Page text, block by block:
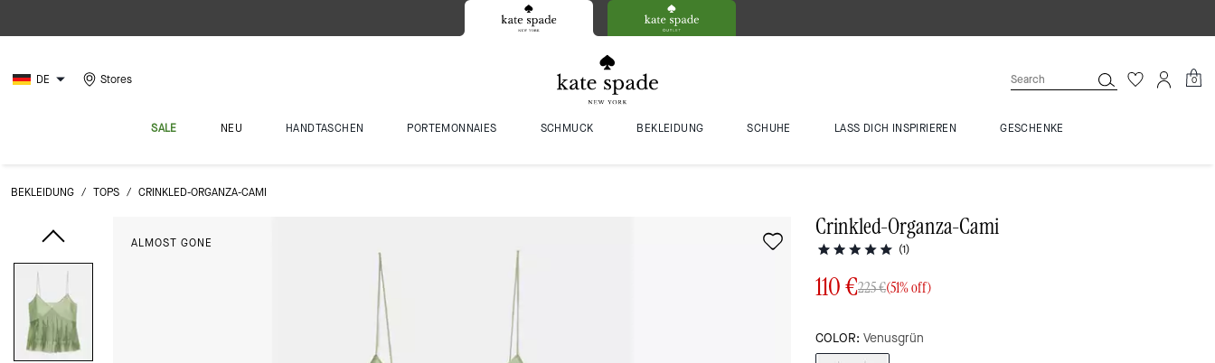
DE Stores 0
SALE NEU HANDTASCHEN PORTEMONNAIES SCHMUCK BEKLEIDUNG SCHUHE LASS DICH INSPIRIEREN GESCHENKE
BEKLEIDUNG / TOPS / CRINKLED-ORGANZA-CAMI
ALMOST GONE
Crinkled-Organza-Cami
(1)
110 €225 €(51% off)
COLOR: Venusgrün